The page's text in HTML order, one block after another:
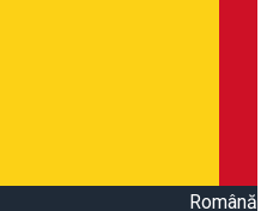
Română